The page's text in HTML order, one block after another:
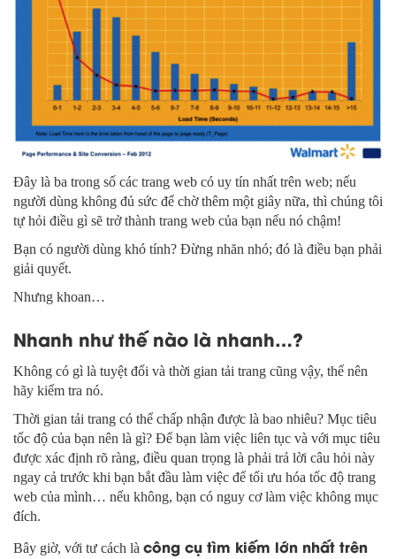
Đây là ba trong số các trang web có uy tín nhất trên web; nếu
người dùng không đủ sức để chờ thêm một giây nữa, thì chúng tôi
tự hỏi điều gì sẽ trở thành trang web của bạn nếu nó chậm!
Bạn có người dùng khó tính? Đừng nhăn nhó; đó là điều bạn phải
giải quyết.
Nhưng khoan…
Nhanh như thế nào là nhanh…?
Không có gì là tuyệt đối và thời gian tải trang cũng vậy, thế nên
hãy kiểm tra nó.
Thời gian tải trang có thể chấp nhận được là bao nhiêu? Mục tiêu
tốc độ của bạn nên là gì? Để bạn làm việc liên tục và với mục tiêu
được xác định rõ ràng, điều quan trọng là phải trả lời câu hỏi này
ngay cả trước khi bạn bắt đầu làm việc để tối ưu hóa tốc độ trang
web của mình… nếu không, bạn có nguy cơ làm việc không mục
đích.
Bây giờ, với tư cách là công cụ tìm kiếm lớn nhất trên